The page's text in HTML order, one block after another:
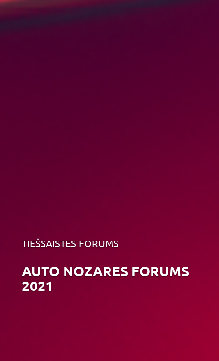
TIEŠSAISTES FORUMS
AUTO NOZARES FORUMS
2021